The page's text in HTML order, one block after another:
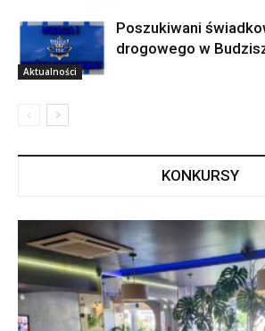
Aktualności
Poszukiwani
drogowego w
KONKURSY